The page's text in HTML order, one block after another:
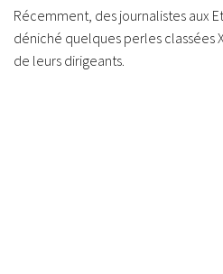
Récemment, des journalistes aux
déniché quelques perles classées
de leurs dirigeants.